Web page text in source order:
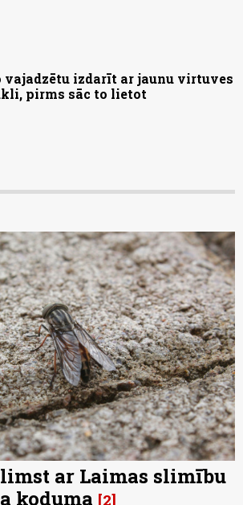
vajadzētu izdarīt ar jaunu virtuves
pirms sāc to lietot
ar Laimas slimību
koduma 2